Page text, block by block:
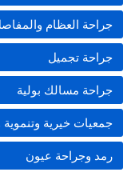
جراحة العظام
جراحة تجميل
جراحة مسالك بولية
جمعيات خيرية
رمد وجراحة عيون